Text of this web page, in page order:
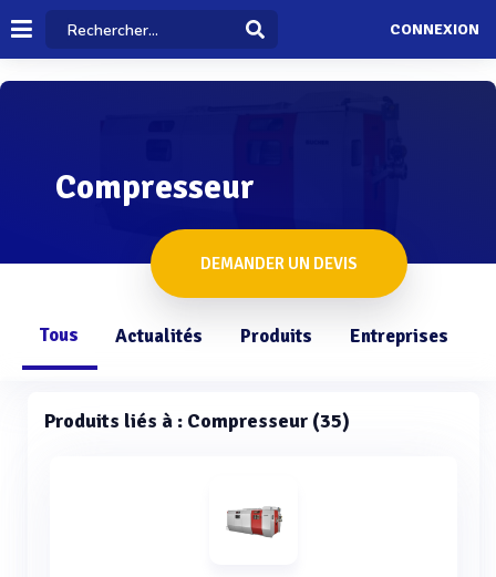
CONNEXION
Compresseur
DEMANDER UN DEVIS
Tous Actualités Produits Entreprises
Produits liés à : Compresseur (35)